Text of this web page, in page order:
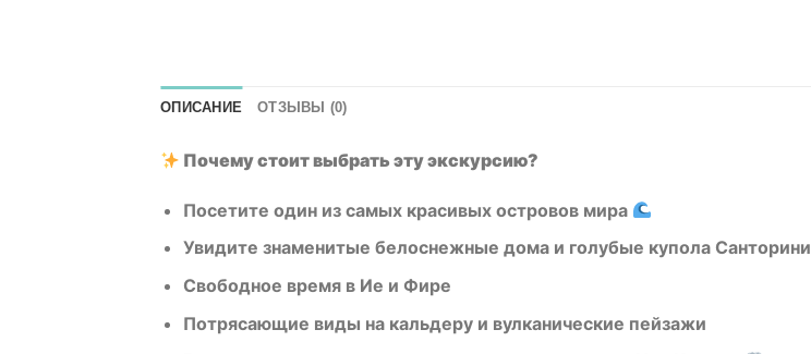
ОПИСАНИЕ ОТЗЫВЫ (0)
Почему стоит выбрать эту экскурсию?
Посетите один из самых красивых островов мира
Увидите знаменитые белоснежные дома и голубые купола Санторини
Свободное время в Ие и Фире
Потрясающие виды на кальдеру и вулканические пейзажи